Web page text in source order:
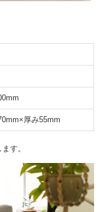
厚み55mm
す。